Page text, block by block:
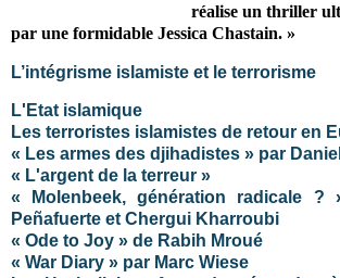
réalise un thriller
par une formidable Jessica Chastain. »
L’intégrisme islamiste et le terrorisme
L'Etat islamique
Les terroristes islamistes de retour en
« Les armes des djihadistes » par
« L'argent de la terreur »
« Molenbeek, génération radicale ?
Peñafuerte et Chergui Kharroubi
« Ode to Joy » de Rabih Mroué
« War Diary » par Marc Wiese